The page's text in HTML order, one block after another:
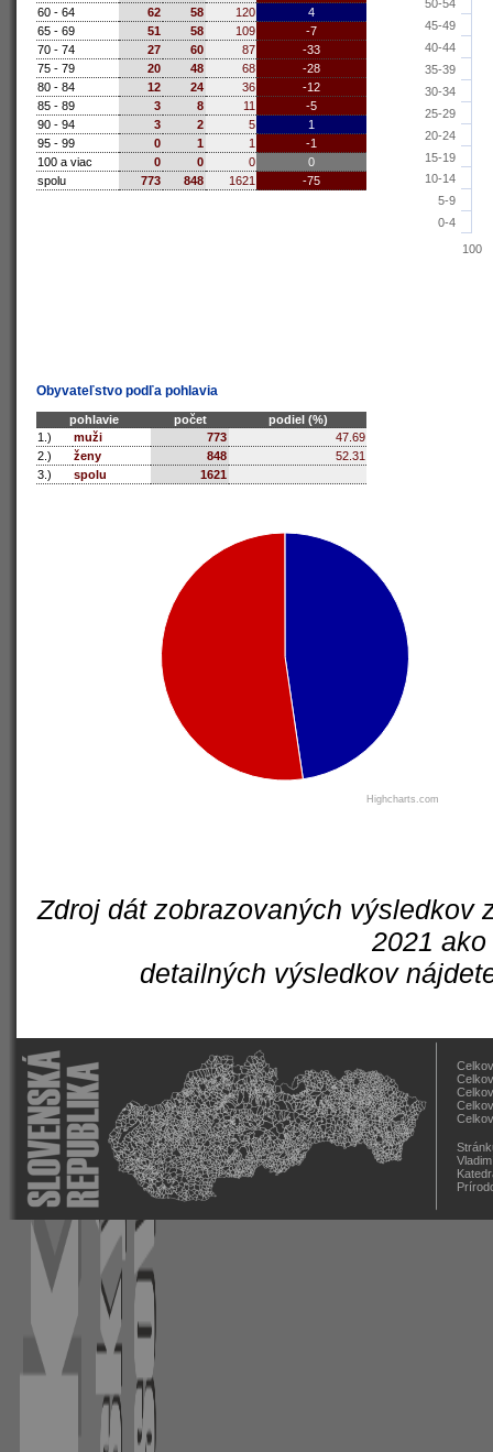
60 - 64
62 58 120
4
65 - 69
51 58 109
-7
70 - 74
27 60 87
-33
75 - 79
20 48 68
-28
80 - 84
12 24 36
-12
85 - 89
3 8 11
-5
90 - 94
3 2 5
1
95 - 99
0 1 1
-1
100 a viac
0 0 0
0
spolu
773 848 1621 -75
0-4
5-9
10-14
15-19
20-24
25-29
30-34
35-39
40-44
45-49
50-54
100
Obyvateľstvo podľa pohlavia
pohlavie počet
podiel (%)
1.)
muži 773
47.69
2.)
ženy 848
52.31
3.)
spolu 1621
Highcharts.com
Zdroj dát zobrazovaných výsledkov
2021
detailných výsledkov